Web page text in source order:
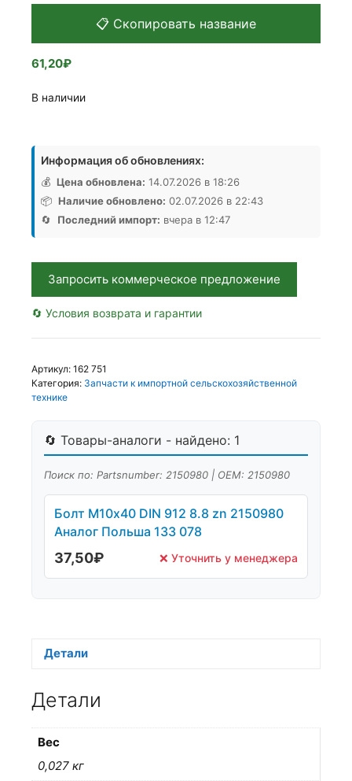
📋 Скопировать название
61,20₽
В наличии
товара
Болт
М10х40
DIN
912
2150980
Аналог,
Информация об обновлениях:
💰 Цена обновлена: 14.07.2026 в 18:26
📦 Наличие обновлено: 02.07.2026 в 22:43
🔄
Последний импорт: вчера в 12:47
Запросить коммерческое предложение
🔄 Условия возврата и гарантии
Артикул: 162 751
Категория: Запчасти к импортной сельскохозяйственной
технике
🔄 Товары-аналоги - найдено: 1
Поиск по: Partsnumber: 2150980 | OEM: 2150980
Болт М10х40 DIN 912 8.8 zn 2150980
Аналог Польша 133 078
37,50₽ ❌ Уточнить у менеджера
Детали
Детали
Вес
0,027 кг